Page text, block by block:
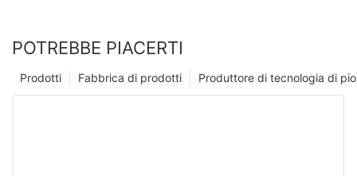
POTREBBE PIACERTI
Produttore di tecnologia di
Fabbrica di prodotti
Prodotti